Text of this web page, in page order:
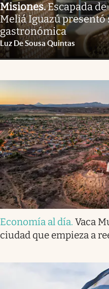
Misiones.Escapada
Meliá Iguazú
gastronómica
Luz De Sousa Quintas
Economía al día. Vaca
ciudad que empieza a